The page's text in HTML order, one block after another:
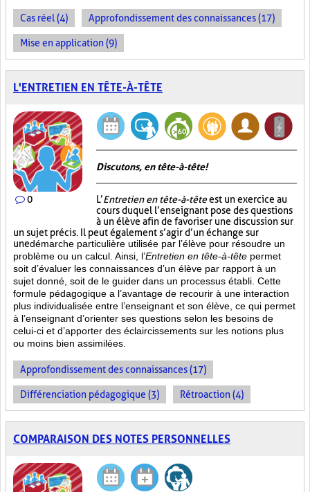
Cas réel (4) Approfondissement des connaissances (17)
Mise en application (9)
L'ENTRETIEN EN TÊTE-À-TÊTE
0
Discutons, en tête-à-tête!
L’Entretien en tête-à-têteest un exercice au
cours duquel l’enseignant pose des questions
à un élève afin de favoriser une discussion sur
un sujet précis. Il peut également s’agir d’un échange sur
unedémarche particulière utilisée par l’élève pour résoudre un
problème ou un calcul. Ainsi, l’Entretien en tête-à-tête permet
soit d’évaluer les connaissances d’un élève par rapport à un
sujet donné, soit de le guider dans un processus établi. Cette
formule pédagogique a l’avantage de recourir à une interaction
plus individualisée entre l’enseignant et son élève, ce qui permet
à l’enseignant d’orienter ses questions selon les besoins de
celui-ci et d’apporter des éclaircissements sur les notions plus
ou moins bien assimilées.
Approfondissement des connaissances (17)
Différenciation pédagogique (3) Rétroaction (4)
COMPARAISON DES NOTES PERSONNELLES